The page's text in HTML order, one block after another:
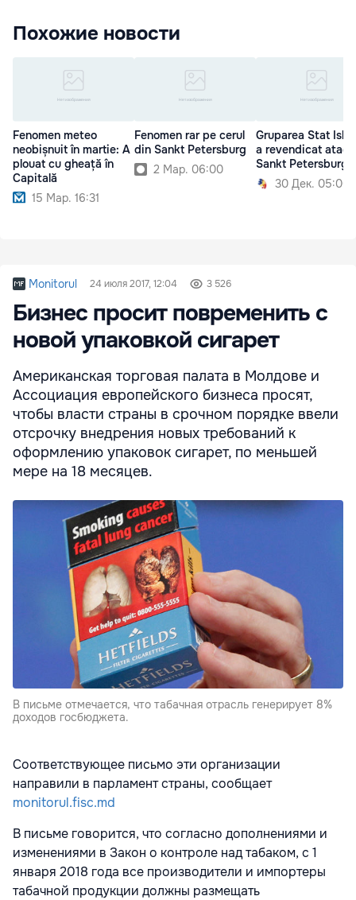
Похожие новости
Fenomen meteo
neobișnuit în martie: A
plouat cu gheață în
Capitală
15 Мар. 16:31
Fenomen rar pe cerul
din Sankt Petersburg
2 Мар. 06:00
Gruparea Stat
a revendicat
Sankt Petersburg
30 Дек. 05:00
Monitorul 24 июля 2017, 12:04 3 526
Бизнес просит повременить с
новой упаковкой сигарет
Американская торговая палата в Молдове и
Ассоциация европейского бизнеса просят,
чтобы власти страны в срочном порядке ввели
отсрочку внедрения новых требований к
оформлению упаковок сигарет, по меньшей
мере на 18 месяцев.
В письме отмечается, что табачная отрасль генерирует 8%
доходов госбюджета.
Соответствующее письмо эти организации
направили в парламент страны, сообщает
monitorul.fisc.md
В письме говорится, что согласно дополнениями и
изменениями в Закон о контроле над табаком, с 1
января 2018 года все производители и импортеры
табачной продукции должны размещать